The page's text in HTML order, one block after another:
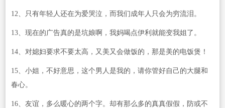
12、只有年轻人还在为爱哭泣，而我们成年人只会为穷流泪。
13、现在的广告真的是坑娘啊，我妈喝点伊利就能变我姐了。
14、对媳妇要求不要太高，又美又会做饭的，那是美的电饭煲！
15、小姐，不好意思，这个男人是我的，请你管好自己的大腿和
春心。
16、友谊，多么暖心的两个字。却有那么多的真真假假，防或不